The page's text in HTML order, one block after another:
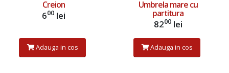
Creion
600lei
Adauga in cos
Umbrela mare cu
partitura
8200lei
Adauga in cos